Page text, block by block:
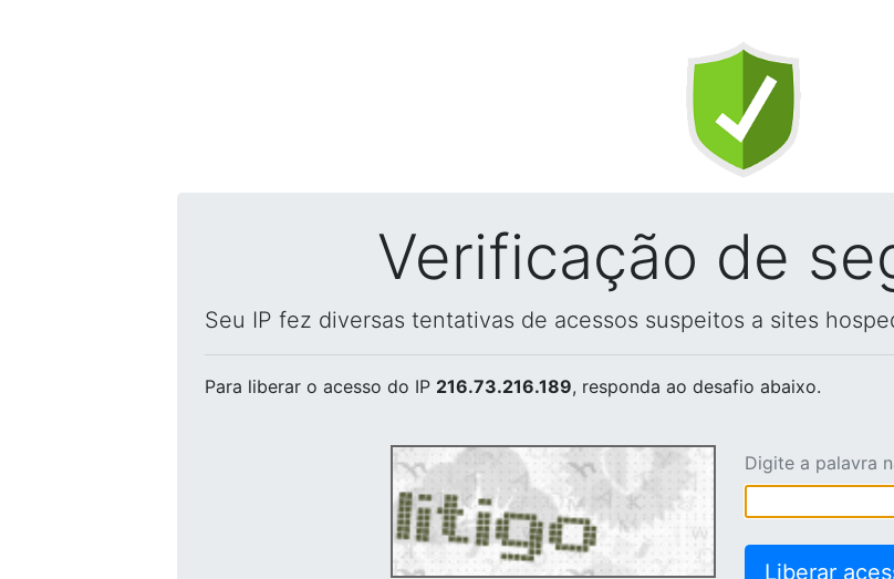
Verificação de
Seu IP fez diversas tentativas de acessos suspeitos a sites
Para liberar o acesso do IP 216.73.216.189, responda ao desafio abaixo.
Digite a palavra